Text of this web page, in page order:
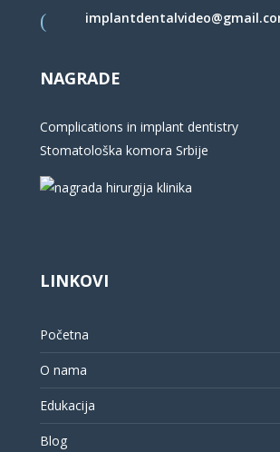
NAGRADE
Complications in implant dentistry
Stomatološka komora Srbije
LINKOVI
Početna
O nama
Edukacija
Blog